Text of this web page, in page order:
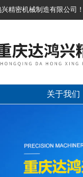
精密机械制造有限公司
关于我们